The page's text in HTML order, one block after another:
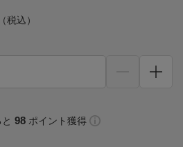
（税込）
98 ポイント獲得